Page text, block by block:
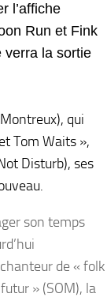
l’affiche
Run et Fink
verra la sortie
qui
Tom Waits »,
Disturb), ses
son temps
de « folk
» (SOM), la